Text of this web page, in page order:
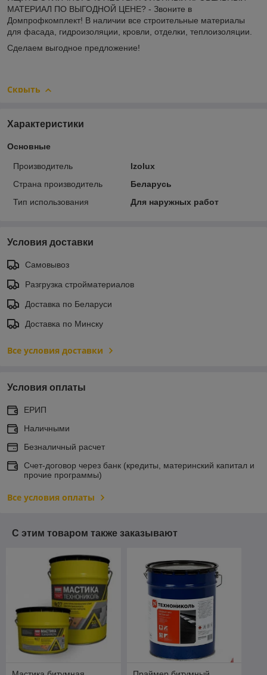
МАТЕРИАЛ ПО ВЫГОДНОЙ ЦЕНЕ? - Звоните в
Домпрофкомплект! В наличии все строительные материалы
для фасада, гидроизоляции, кровли, отделки, теплоизоляции.
Сделаем выгодное предложение!
Скрыть
Характеристики
Основные
Производитель
Izolux
Страна производитель
Беларусь
Тип использования
Для наружных работ
Условия доставки
Самовывоз
Разгрузка стройматериалов
Доставка по Беларуси
Доставка по Минску
Все условия доставки
Условия оплаты
ЕРИП
Наличными
Безналичный расчет
Счет-договор через банк (кредиты, материнский капитал и
прочие программы)
Все условия оплаты
С этим товаром также заказывают